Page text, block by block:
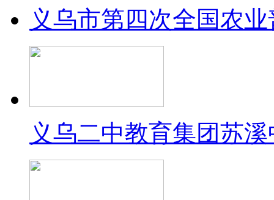
义乌市第四次全国农
义乌二中教育集团苏